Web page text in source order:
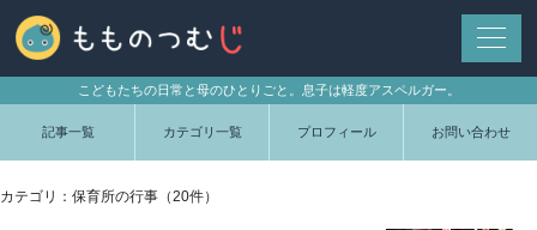
こどもたちの日常と母のひとりごと。息子は軽度アスペルガー。
記事一覧 カテゴリ一覧 プロフィール お問い合わせ
カテゴリ：保育所の行事（20件）